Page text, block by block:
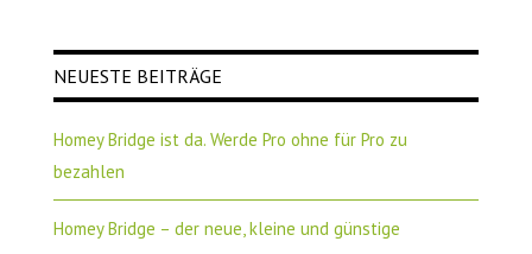
NEUESTE BEITRÄGE
Homey Bridge ist da. Werde Pro ohne für Pro zu
bezahlen
Homey Bridge – der neue, kleine und günstige